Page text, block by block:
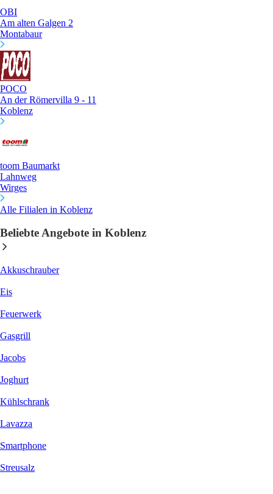
OBI
Am alten Galgen 2
Montabaur
POCO
An der Römervilla 9 - 11
Koblenz
toom Baumarkt
Lahnweg
Wirges
Alle Filialen in Koblenz
Beliebte Angebote in Koblenz
Akkuschrauber
Eis
Feuerwerk
Gasgrill
Jacobs
Joghurt
Kühlschrank
Lavazza
Smartphone
Streusalz